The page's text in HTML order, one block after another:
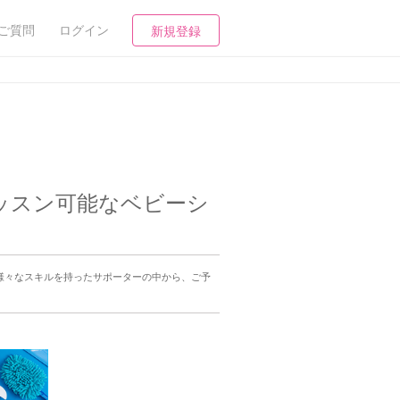
質問 ログイン 新規登録
ン可能なベビーシ
なスキルを持ったサポーターの中から、ご予